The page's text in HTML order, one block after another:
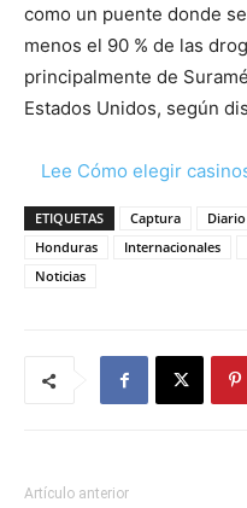
como un puente donde
menos el 90 % de las
principalmente de
Estados Unidos, según
Lee Cómo elegir
ETIQUETAS Captura
Honduras
Internacionales
Noticias
Artículo anterior